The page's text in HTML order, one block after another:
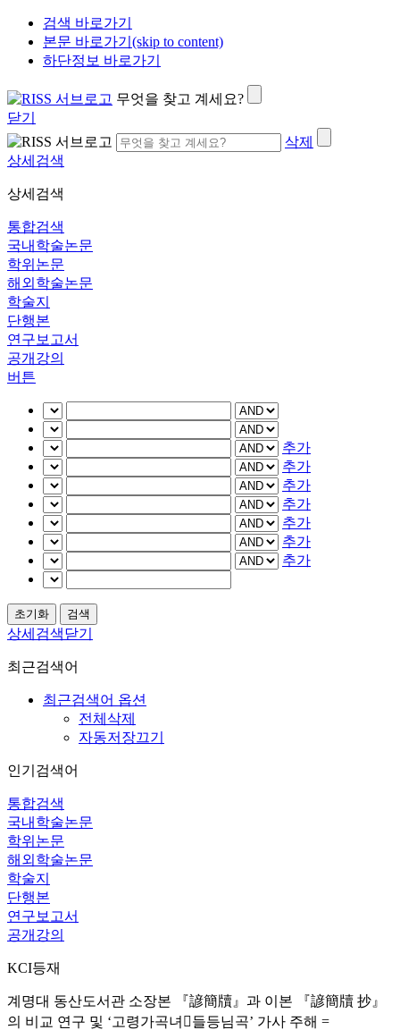
검색 바로가기
본문 바로가기(skip to content)
하단정보 바로가기
무엇을 찾고 계세요?
닫기
삭제
상세검색
상세검색
통합검색
국내학술논문
학위논문
해외학술논문
학술지
단행본
연구보고서
공개강의
버튼
추가
추가
추가
추가
추가
추가
추가
상세검색닫기
최근검색어
최근검색어 옵션
전체삭제
자동저장끄기
인기검색어
통합검색
국내학술논문
학위논문
해외학술논문
학술지
단행본
연구보고서
공개강의
KCI등재
계명대 동산도서관 소장본 『諺簡牘』과 이본 『諺簡牘 抄』
의 비교 연구 및 ‘고령가곡녀들등님곡’ 가사 주해 =